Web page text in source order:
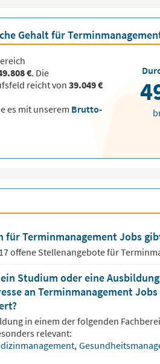
Gehalt für
€. Die
reicht von39.049 €
es mit unserem Brutto-
für Terminmanagement Jobs
17offene Stellenangebote für
Studium oder eine
an Terminmanagement Jobs
in einem der folgenden
relevant:
,